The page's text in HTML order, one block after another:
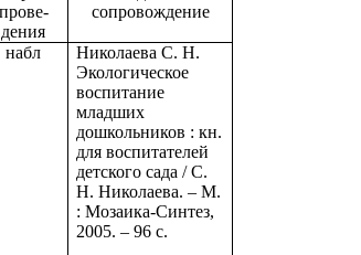
прове-
дения
сопровождение
набл
Николаева С. Н.
Экологическое
воспитание
младших
дошкольников : кн.
для воспитателей
детского сада / С.
Н. Николаева. – М.
: Мозаика-Синтез,
2005. – 96 с.